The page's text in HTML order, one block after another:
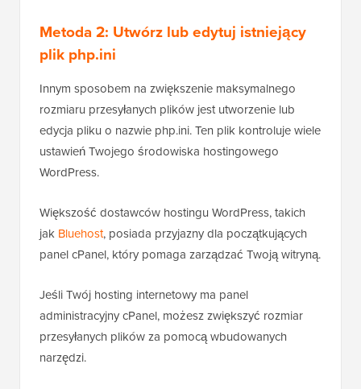
Metoda 2: Utwórz lub edytuj istniejący
plik php.ini
Innym sposobem na zwiększenie maksymalnego
rozmiaru przesyłanych plików jest utworzenie lub
edycja pliku o nazwie php.ini. Ten plik kontroluje wiele
ustawień Twojego środowiska hostingowego
WordPress.
Większość dostawców hostingu WordPress, takich
jak Bluehost, posiada przyjazny dla początkujących
panel cPanel, który pomaga zarządzać Twoją witryną.
Jeśli Twój hosting internetowy ma panel
administracyjny cPanel, możesz zwiększyć rozmiar
przesyłanych plików za pomocą wbudowanych
narzędzi.